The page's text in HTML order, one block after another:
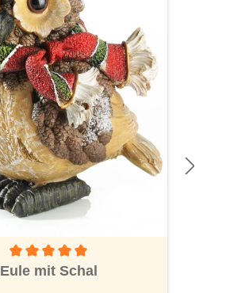
Durchschnittliche Bewertung von 5 von 5
Eule mit Schal